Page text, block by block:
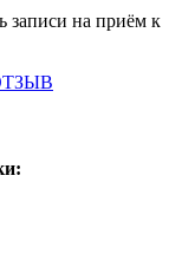
записи на приём к